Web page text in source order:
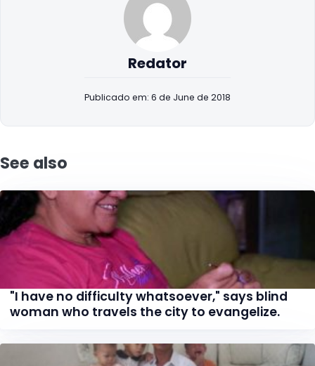
Redator
Publicado em: 6 de June de 2018
See also
"I have no difficulty whatsoever," says blind
woman who travels the city to evangelize.